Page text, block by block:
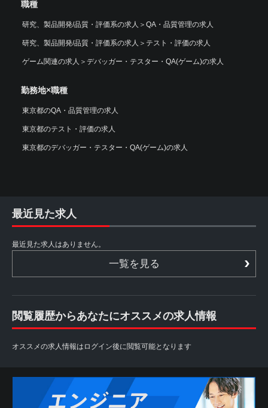
職種
研究、製品開発/品質・評価系の求人 ＞ QA・品質管理の求人
研究、製品開発/品質・評価系の求人 ＞ テスト・評価の求人
ゲーム関連の求人 ＞ デバッガー・テスター・QA(ゲーム)の求人
勤務地×職種
東京都のQA・品質管理の求人
東京都のテスト・評価の求人
東京都のデバッガー・テスター・QA(ゲーム)の求人
最近見た求人
最近見た求人はありません。
一覧を見る
閲覧履歴からあなたにオススメの求人情報
オススメの求人情報はログイン後に閲覧可能となります